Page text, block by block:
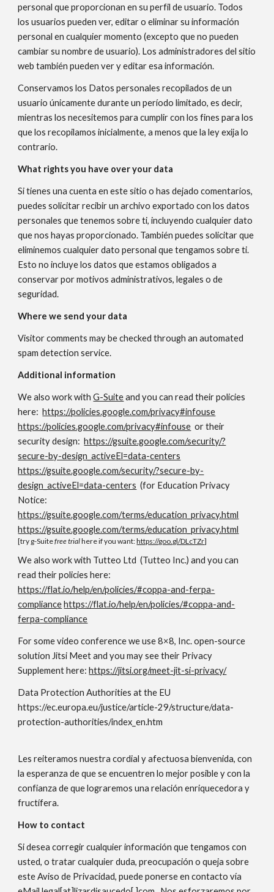
personal que proporcionan en su perfil de usuario. Todos
los usuarios pueden ver, editar o eliminar su información
personal en cualquier momento (excepto que no pueden
cambiar su nombre de usuario). Los administradores del sitio
web también pueden ver y editar esa información.
Conservamos los Datos personales recopilados de un
usuario únicamente durante un período limitado, es decir,
mientras los necesitemos para cumplir con los fines para los
que los recopilamos inicialmente, a menos que la ley exija lo
contrario.
What rights you have over your data
Si tienes una cuenta en este sitio o has dejado comentarios,
puedes solicitar recibir un archivo exportado con los datos
personales que tenemos sobre ti, incluyendo cualquier dato
que nos hayas proporcionado. También puedes solicitar que
eliminemos cualquier dato personal que tengamos sobre ti.
Esto no incluye los datos que estamos obligados a
conservar por motivos administrativos, legales o de
seguridad.
Where we send your data
Visitor comments may be checked through an automated
spam detection service.
Additional information
We also work withG-Suiteand you can read their policies
here:https://policies.google.com/privacy#infouse
https://policies.google.com/privacy#infouse or their
security design:https://gsuite.google.com/security/?
secure-by-design_activeEl=data-centers
https://gsuite.google.com/security/?secure-by-
design_activeEl=data-centers (for Education Privacy
Notice:
https://gsuite.google.com/terms/education_privacy.html
https://gsuite.google.com/terms/education_privacy.html
[try g-Suitefree trialhere if you want:https://goo.gl/DLcTZr]
We also work with Tutteo Ltd (Tutteo Inc.) and you can
read their policies here:
https://flat.io/help/en/policies/#coppa-and-ferpa-
compliance https://flat.io/help/en/policies/#coppa-and-
ferpa-compliance
For some video conference we use8×8, Inc. open-source
solution Jitsi Meet and you may see their Privacy
Supplement here:https://jitsi.org/meet-jit-si-privacy/
Data Protection Authorities at the EU
https://ec.europa.eu/justice/article-29/structure/data-
protection-authorities/index_en.htm
Les reiteramos nuestra cordial y afectuosa bienvenida, con
la esperanza de que se encuentren lo mejor posible y con la
confianza de que lograremos una relación enriquecedora y
fructífera.
How to contact
Si desea corregir cualquier información que tengamos con
usted, o tratar cualquier duda, preocupación o queja sobre
este Aviso de Privacidad, puede ponerse en contacto vía